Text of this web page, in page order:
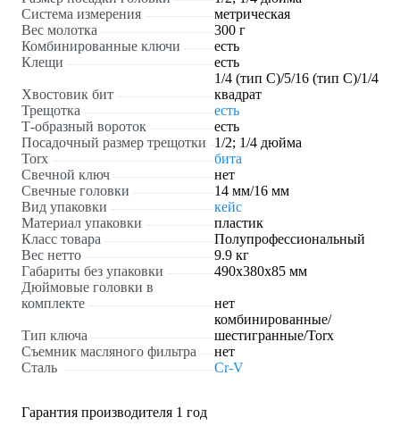
Система измерения
метрическая
Вес молотка
300 г
Комбинированные ключи
есть
Клещи
есть
Хвостовик бит
1/4 (тип С)/5/16 (тип C)/1/4
квадрат
Трещотка
есть
Т-образный вороток
есть
Посадочный размер трещотки
1/2; 1/4 дюйма
Torx
бита
Свечной ключ
нет
Свечные головки
14 мм/16 мм
Вид упаковки
кейс
Материал упаковки
пластик
Класс товара
Полупрофессиональный
Вес нетто
9.9 кг
Габариты без упаковки
490х380х85 мм
Дюймовые головки в
комплекте
нет
Тип ключа
комбинированные/
шестигранные/Torx
Съемник масляного фильтра
нет
Сталь
Cr-V
Гарантия производителя 1 год